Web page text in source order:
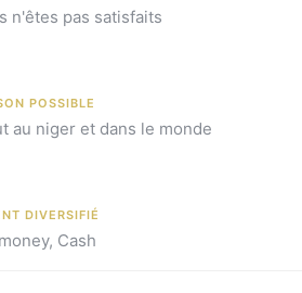
n'êtes pas satisfaits
POSSIBLE
au niger et dans le monde
DIVERSIFIÉ
Cash